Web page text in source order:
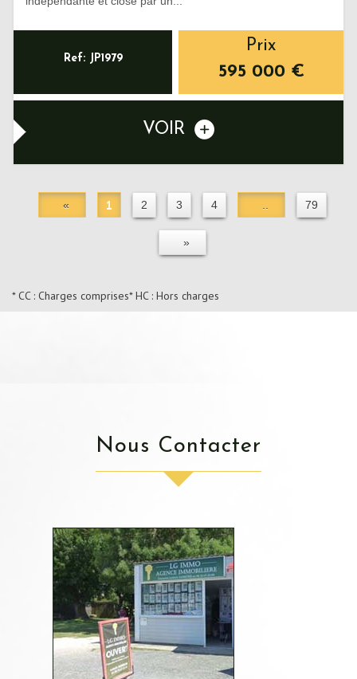
Ref: JP1979
Prix
595 000 €
VOIR
« 1 2 3 4 79
»
* CC : Charges comprises* HC : Hors charges
Nous Contacter